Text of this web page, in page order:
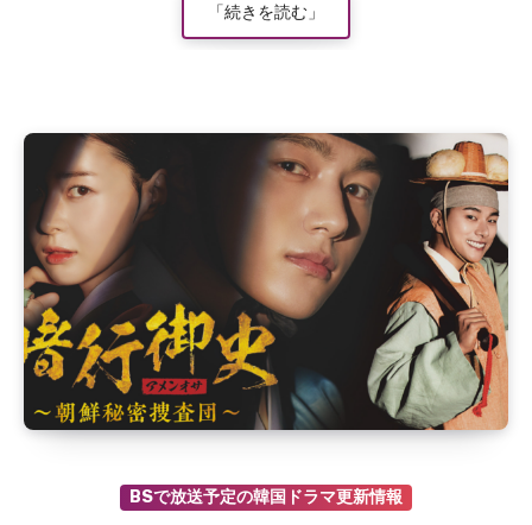
「続きを読む」
BSで放送予定の韓国ドラマ更新情報